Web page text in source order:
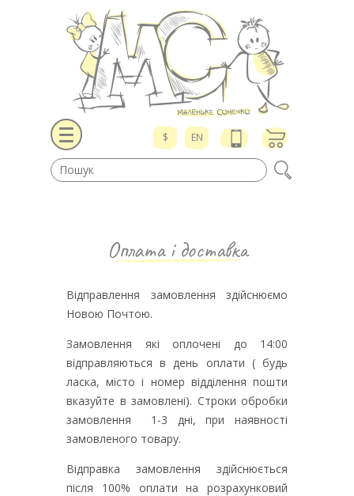
EN
$
Оплата і доставка
Відправлення замовлення здійснюємо
Новою Почтою.
Замовлення які оплочені до 14:00
відправляються в день оплати ( будь
ласка, місто і номер відділення пошти
вказуйте в замовлені). Строки обробки
замовлення 1-3 дні, при наявності
замовленого товару.
Відправка замовлення здійснюється
після 100% оплати на розрахунковий